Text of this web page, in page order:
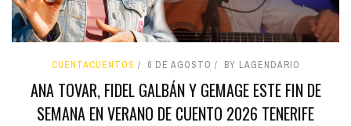
CUENTACUENTOS 6 DE AGOSTO BY LAGENDARIO
ANA TOVAR, FIDEL GALBÁN Y GEMAGE ESTE FIN DE
SEMANA EN VERANO DE CUENTO 2026 TENERIFE